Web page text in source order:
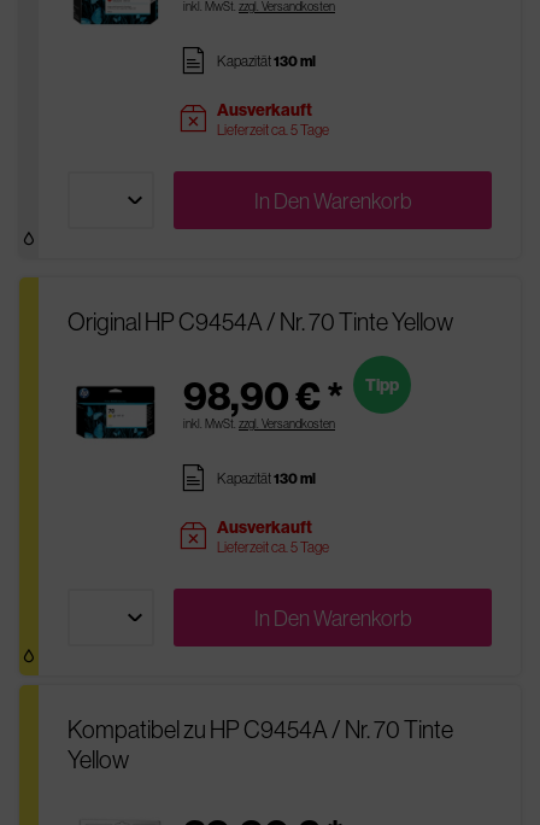
inkl. MwSt. zzgl. Versandkosten
pages Kapazität130 ml
sold Ausverkauft
Lieferzeit ca. 5 Tage
In DenWarenkorb
Original HP C9454A / Nr. 70 Tinte Yellow
98,90 € *
inkl. MwSt. zzgl. Versandkosten
Tipp
pages Kapazität130 ml
sold Ausverkauft
Lieferzeit ca. 5 Tage
In DenWarenkorb
Kompatibel zu HP C9454A / Nr. 70 Tinte
Yellow